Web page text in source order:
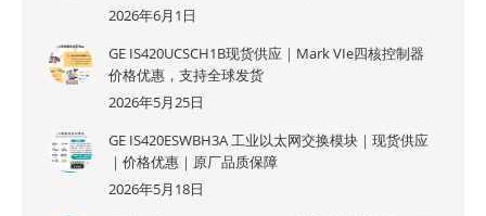
2026年6月1日
GE IS420UCSCH1B现货供应｜Mark VIe四核控制器
价格优惠，支持全球发货
2026年5月25日
GE IS420ESWBH3A 工业以太网交换模块｜现货供应
｜价格优惠｜原厂品质保障
2026年5月18日